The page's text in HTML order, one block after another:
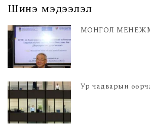
Шинэ мэдээлэл
МОНГОЛ
Ур чадварын